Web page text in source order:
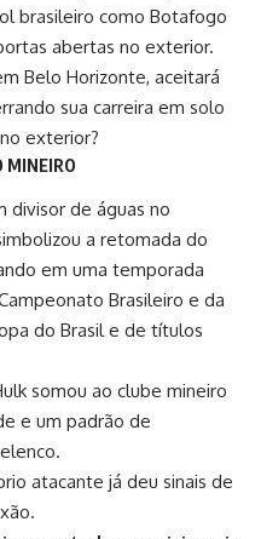
brasileiro como Botafogo
abertas no exterior.
Belo Horizonte, aceitará
sua carreira em solo
exterior?
MINEIRO
divisor de águas no
a retomada do
em uma temporada
Brasileiro e da
do Brasil e de títulos
somou ao clube mineiro
e um padrão de
atacante já deu sinais de